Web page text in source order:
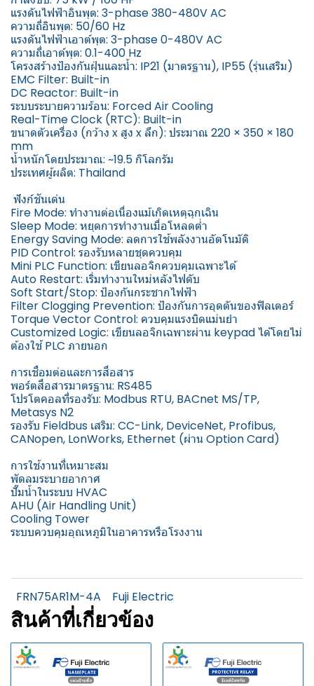
แรงดันไฟฟ้าอินพุต: 3-phase 380-480V AC
ความถี่อินพุต: 50/60 Hz
แรงดันไฟฟ้าเอาต์พุต: 3-phase 0-480V AC
ความถี่เอาต์พุต: 0.1-400 Hz
โครงสร้างป้องกันฝุ่นและน้ำ: IP21 (มาตรฐาน), IP55 (รุ่นเสริม)
EMC Filter: Built-in
DC Reactor: Built-in
ระบบระบายความร้อน: Forced Air Cooling
Real-Time Clock (RTC): Built-in
ขนาดตัวเครื่อง (กว้าง x สูง x ลึก): ประมาณ 220 × 350 × 180
mm
น้ำหนักโดยประมาณ: ~19.5 กิโลกรัม
ประเทศผู้ผลิต: Thailand
️ ฟังก์ชันเด่น
Fire Mode: ทำงานต่อเนื่องแม้เกิดเหตุฉุกเฉิน
Sleep Mode: หยุดการทำงานเมื่อโหลดต่ำ
Energy Saving Mode: ลดการใช้พลังงานอัตโนมัติ
PID Control: รองรับหลายชุดควบคุม
Mini PLC Function: เขียนลอจิกควบคุมเฉพาะได้
Auto Restart: เริ่มทำงานใหม่หลังไฟดับ
Soft Start/Stop: ป้องกันกระชากไฟฟ้า
Filter Clogging Prevention: ป้องกันการอุดตันของฟิลเตอร์
Torque Vector Control: ควบคุมแรงบิดแม่นยำ
Customized Logic: เขียนลอจิกเฉพาะผ่าน keypad ได้โดยไม่
ต้องใช้ PLC ภายนอก
การเชื่อมต่อและการสื่อสาร
พอร์ตสื่อสารมาตรฐาน: RS485
โปรโตคอลที่รองรับ: Modbus RTU, BACnet MS/TP,
Metasys N2
รองรับ Fieldbus เสริม: CC-Link, DeviceNet, Profibus,
CANopen, LonWorks, Ethernet (ผ่าน Option Card)
การใช้งานที่เหมาะสม
พัดลมระบายอากาศ
ปั๊มน้ำในระบบ HVAC
AHU (Air Handling Unit)
Cooling Tower
ระบบควบคุมอุณหภูมิในอาคารหรือโรงงาน
FRN75AR1M-4A Fuji Electric
สินค้าที่เกี่ยวข้อง